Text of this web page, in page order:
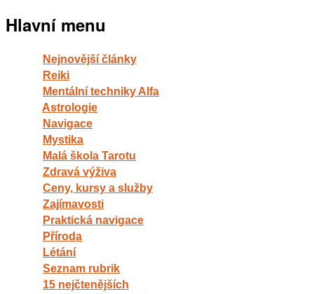
Hlavní menu
Nejnovější články
Reiki
Mentální techniky Alfa
Astrologie
Navigace
Mystika
Malá škola Tarotu
Zdravá výživa
Ceny, kursy a služby
Zajímavosti
Praktická navigace
Příroda
Létání
Seznam rubrik
15 nejčtenějších